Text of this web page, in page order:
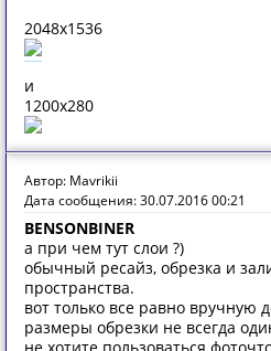
2048x1536
и
1200x280
Автор: Mavrikii
Дата сообщения: 30.07.2016 00:21
BENSONBINER
а при чем тут слои ?)
обычный ресайз, обрезка и
пространства.
вот только все равно вручную
размеры обрезки не всегда